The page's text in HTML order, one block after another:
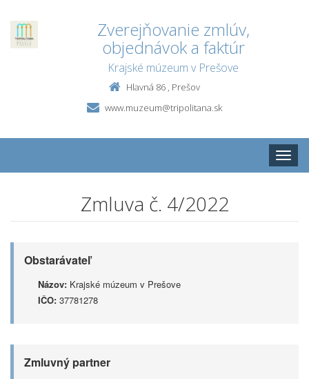
Zverejňovanie zmlúv,
objednávok a faktúr
Krajské múzeum v Prešove
Hlavná 86 , Prešov
www.muzeum@tripolitana.sk
Toggle
Zmluva č. 4/2022
Obstarávateľ
Názov: Krajské múzeum v Prešove
IČO: 37781278
Zmluvný partner